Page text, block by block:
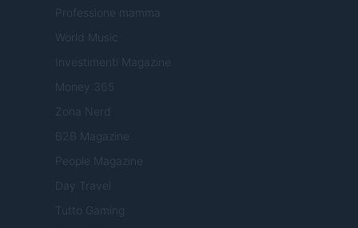
Professione mamma
World Music
Investimenti Magazine
Money 365
Zona Nerd
B2B Magazine
People Magazine
Day Travel
Tutto Gaming